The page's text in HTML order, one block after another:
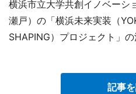
横浜市立大学共創イノベーシ
瀬戸）の「横浜未来実装（
SHAPING）プロジェクト」の
記事